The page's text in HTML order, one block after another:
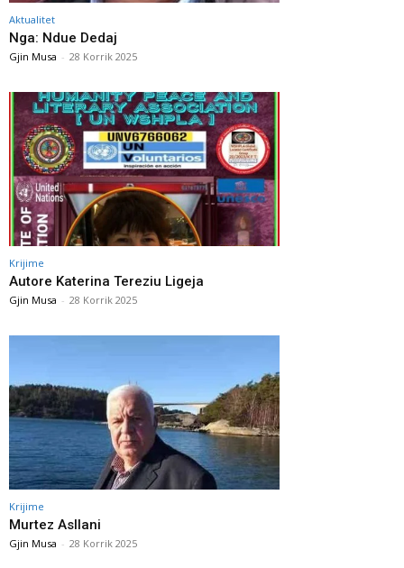
Aktualitet
Nga: Ndue Dedaj
Gjin Musa - 28 Korrik 2025
Krijime
Autore Katerina Tereziu Ligeja
Gjin Musa - 28 Korrik 2025
Krijime
Murtez Asllani
Gjin Musa - 28 Korrik 2025